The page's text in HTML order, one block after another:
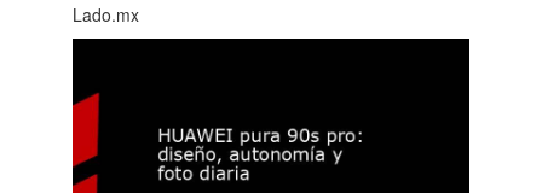
Lado.mx